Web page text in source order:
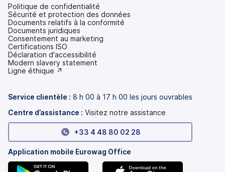
Politique de confidentialité
Sécurité et protection des données
Documents relatifs à la conformité
Documents juridiques
Consentement au marketing
Certifications ISO
Déclaration d'accessibilité
(s'ouvre
dans
onglet)
Modern slavery statement
(s'ouvre
nouvel
Ligne éthique ↗
Service clientèle : 8 h 00 à 17 h 00 les jours ouvrables
Centre d’assistance : Visitez notre assistance
+33 4 48 80 02 28
Application mobile Eurowag Office